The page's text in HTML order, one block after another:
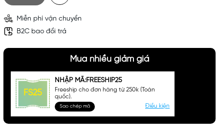
Miễn phí vận chuyển
B2C bao đổi trả
Mua nhiều giảm giá
FS25
NHẬP MÃ:FREESHIP25
Freeship cho đơn hàng từ 250k (Toàn
quốc).
Sao chép mã Điều kiện